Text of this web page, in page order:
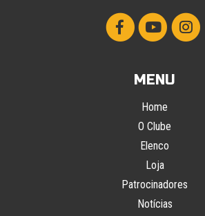
MENU
Home
O Clube
Elenco
Loja
Patrocinadores
Notícias